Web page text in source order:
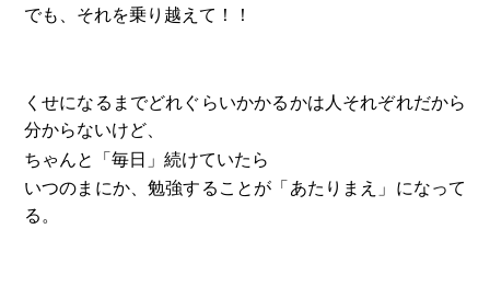
でも、それを乗り越えて！！
くせになるまでどれぐらいかかるかは人それぞれだから
分からないけど、
ちゃんと「毎日」続けていたら
いつのまにか、勉強することが「あたりまえ」になって
る。